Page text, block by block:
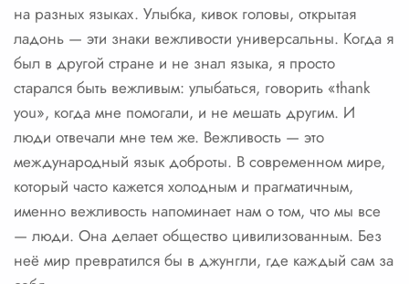
на разных языках. Улыбка, кивок головы, открытая
ладонь — эти знаки вежливости универсальны. Когда я
был в другой стране и не знал языка, я просто
старался быть вежливым: улыбаться, говорить «thank
you», когда мне помогали, и не мешать другим. И
люди отвечали мне тем же. Вежливость — это
международный язык доброты. В современном мире,
который часто кажется холодным и прагматичным,
именно вежливость напоминает нам о том, что мы все
— люди. Она делает общество цивилизованным. Без
неё мир превратился бы в джунгли, где каждый сам за